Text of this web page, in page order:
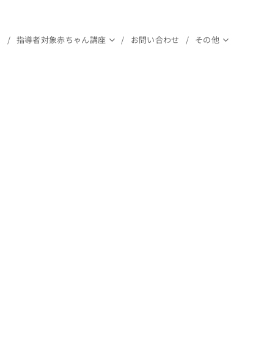
指導者対象赤ちゃん講座 お問い合わせ その他